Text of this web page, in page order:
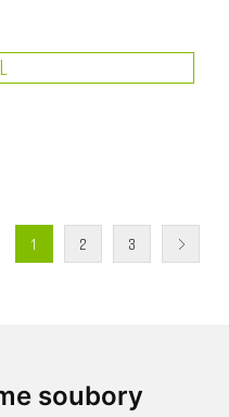
soubory
1 2 3